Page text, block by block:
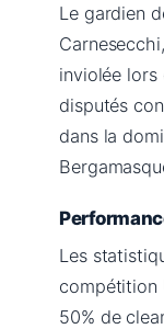
Le gardien
inviolée
disputés
dans la
Les
compétition
50% de